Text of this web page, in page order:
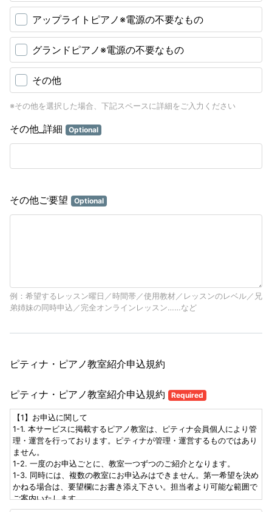
アップライトピアノ※電源の不要なもの
グランドピアノ※電源の不要なもの
その他
※その他を選択した場合、下記スペースに詳細をご入力ください
その他_詳細 Optional
その他ご要望 Optional
例：希望するレッスン曜日／時間帯／使用教材／レッスンのレベル／兄
弟姉妹の同時申込／完全オンラインレッスン……など
ピティナ・ピアノ教室紹介申込規約
ピティナ・ピアノ教室紹介申込規約 Required
【1】お申込に関して
1-1. 本サービスに掲載するピアノ教室は、ピティナ会員個人により管
理・運営を行っております。ピティナが管理・運営するものではあり
ません。
1-2. 一度のお申込ごとに、教室一つずつのご紹介となります。
1-3. 同時には、複数の教室にお申込みはできません。第一希望を決め
かねる場合は、要望欄にお書き添え下さい。担当者より可能な範囲で
ご案内いたします。
1-4. 各教室、レッスンの空状況の変化により、お申込がお受けできな